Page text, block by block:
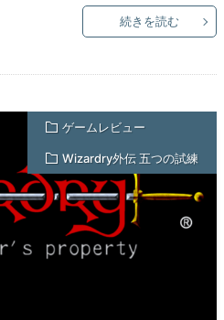
続きを読む
ゲームレビュー
Wizardry外伝 五つの試練